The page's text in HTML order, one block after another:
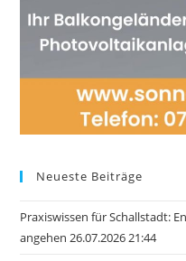
Neueste Beiträge
Praxiswissen für Schallstadt:
angehen 26.07.2026 21:44